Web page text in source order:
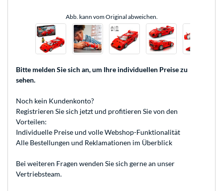
Abb. kann vom Original abweichen.
Bitte melden Sie sich an, um Ihre individuellen Preise zu
sehen.
Noch kein Kundenkonto?
Registrieren Sie sich jetzt und profitieren Sie von den
Vorteilen:
Individuelle Preise und volle Webshop-Funktionalität
Alle Bestellungen und Reklamationen im Überblick
Bei weiteren Fragen wenden Sie sich gerne an unser
Vertriebsteam.